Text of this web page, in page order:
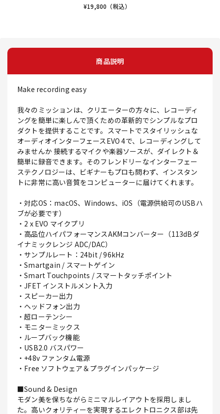
¥19,800 （税込）
商品説明
Make recording easy
我々のミッションは、クリエーターの方々に、レコーディ
ングを簡単に楽しんで頂くための革新的でシンプルなプロ
ダクトを提供することです。スマートでスタイリッシュな
オーディオインターフェースEVO 4で、レコーディングして
みませんか 接続するマイクや楽器ソースが、ダイレクト＆
簡単に録音できます。そのフレンドリーなインターフェー
ステクノロジーは、ビギナーもプロも問わず、インスタン
トに非常に高い音質をコンピューターに届けてくれます。
・対応OS：macOS、Windows、iOS（電源供給可のUSBハ
ブが必要です）
・2 x EVO マイクプリ
・高品位ハイパフォーマンスAKMコンバーター（113dBダ
イナミックレンジ ADC/DAC）
・サンプルレート：24bit / 96kHz
・Smartgain / スマートゲイン
・Smart Touchpoints / スマートタッチポイント
・JFET インストルメント入力
・スピーカー出力
・ヘッドフォン出力
・超ローテンシー
・モニターミックス
・ループバック機能
・USB2.0 バスパワー
・+48v ファンタム電源
・Free ソフトウェア＆プラグインパッケージ
■Sound & Design
モダン美を保ちながらミニマルレイアウトを採用しまし
た。高いクォリティーを実現するエレクトロニクス部は先